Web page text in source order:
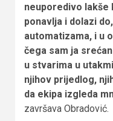
neuporedivo lakše
ponavlja i dolazi
automatizama, i u
čega sam ja
u stvarima u
njihov prijedlog,
da ekipa izgleda
završava Obradović.